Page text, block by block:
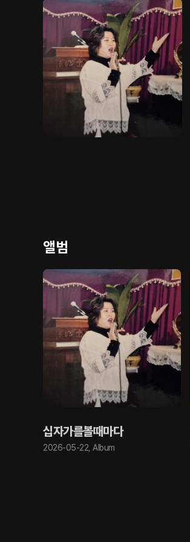
앨범
십자가를볼때마다
2026-05-22 ,Album